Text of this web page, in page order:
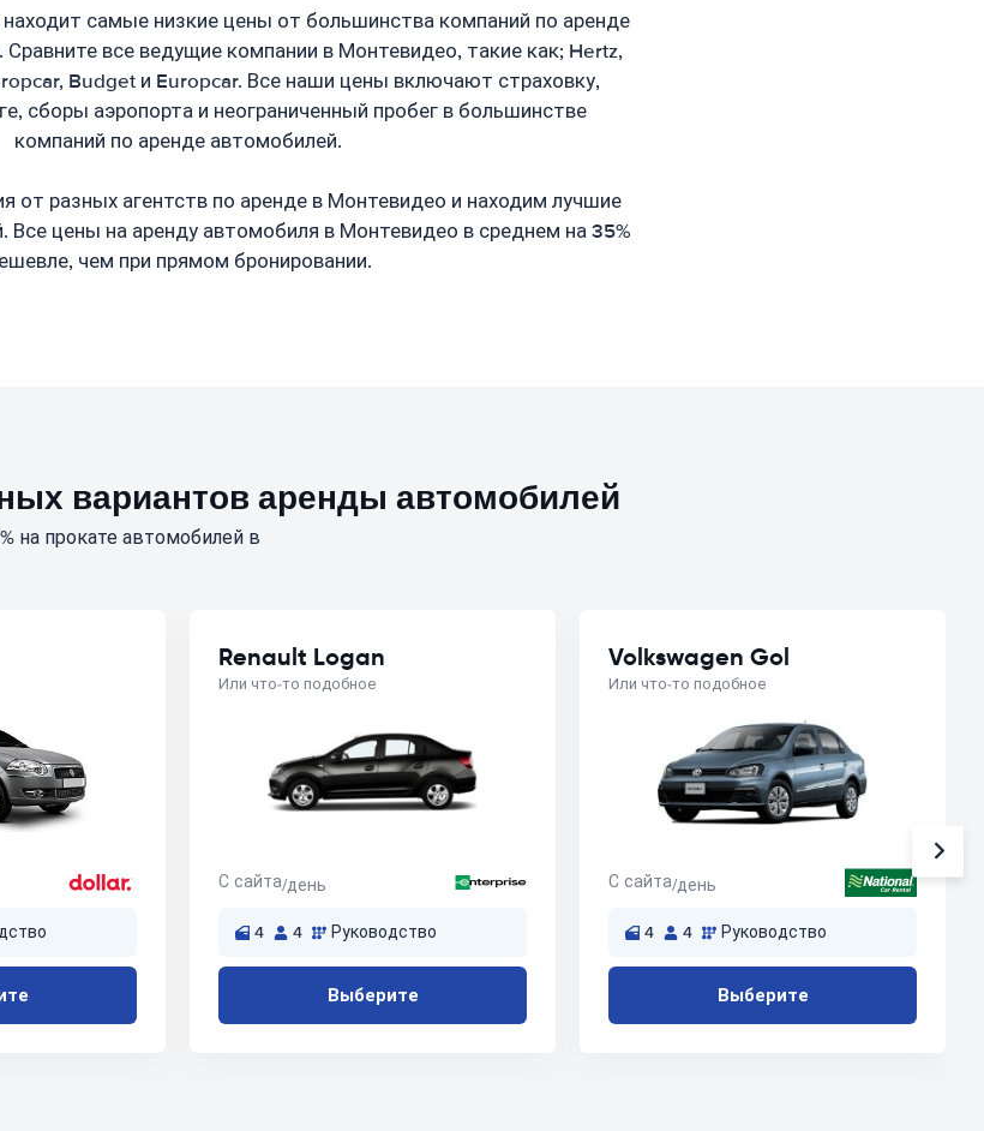
самые низкие цены от большинства компаний по аренде
все ведущие компании в Монтевидео, такие как; Hertz,
Budget и Europcar. Все наши цены включают страховку,
сборы аэропорта и неограниченный пробег в большинстве
компаний по аренде автомобилей.
от разных агентств по аренде в Монтевидео и находим лучшие
Все цены на аренду автомобиля в Монтевидео в среднем на 35%
чем при прямом бронировании.
вариантов аренды автомобилей
на прокате автомобилей в
Renault Logan
Или что-то подобное
С сайта/день
4 4 Руководство
Выберите
Volkswagen Gol
Или что-то подобное
С сайта/день
4 4 Руководство
Выберите